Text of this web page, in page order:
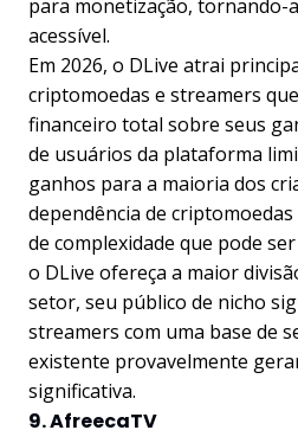
para monetização, tornando-
acessível.
Em 2026, o DLive atrai
criptomoedas e streamers
financeiro total sobre seus
de usuários da plataforma
ganhos para a maioria dos
dependência de
de complexidade que pode
o DLive ofereça a maior
setor, seu público de nicho
streamers com uma base de
existente provavelmente
significativa.
9. AfreecaTV